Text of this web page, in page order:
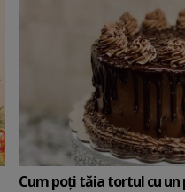
Cum poți tăia tortul cu un